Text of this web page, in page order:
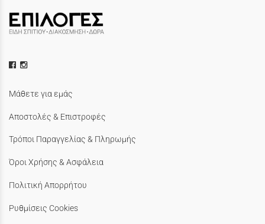
Μάθετε για εμάς
Αποστολές & Επιστροφές
Τρόποι Παραγγελίας & Πληρωμής
Όροι Χρήσης & Ασφάλεια
Πολιτική Απορρήτου
Ρυθμίσεις Cookies